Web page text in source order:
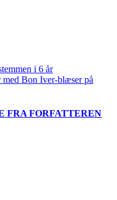
i 6 år
med Bon Iver-blæser på
FRA FORFATTEREN